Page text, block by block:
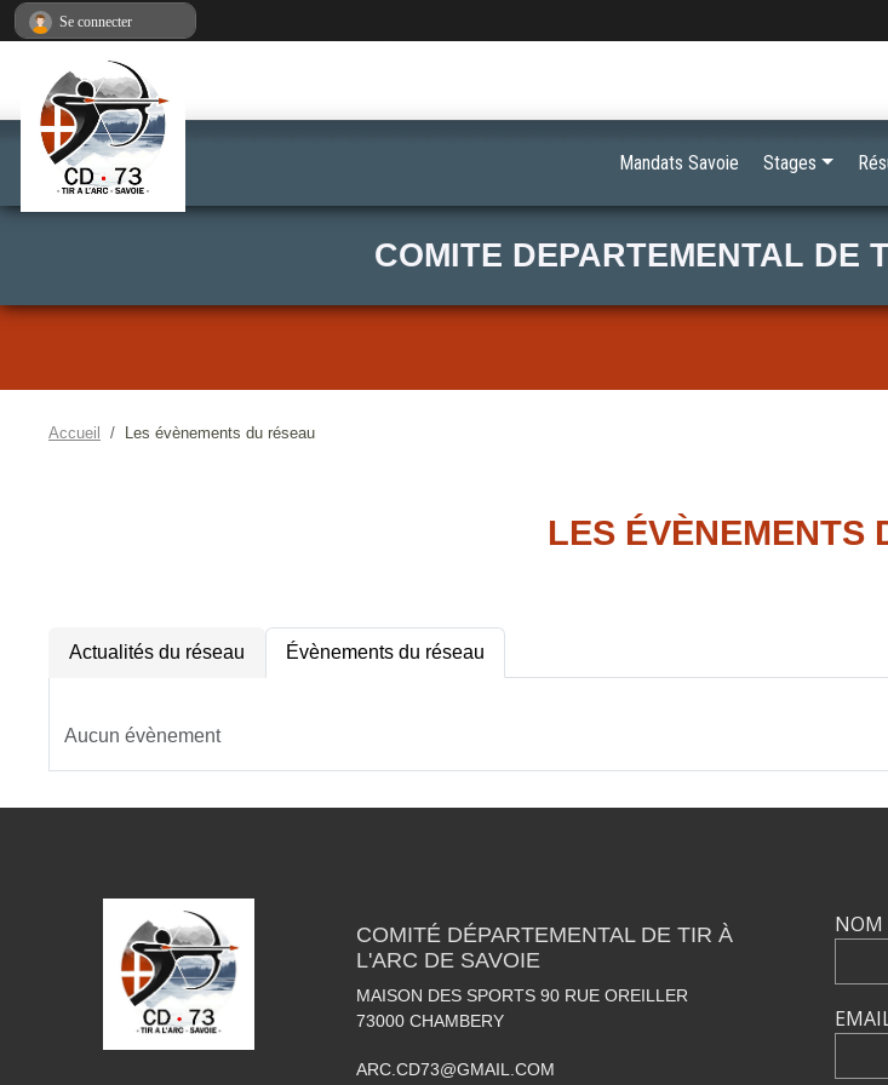
COMITE DEPARTEMENTAL DE
Accueil Les évènements du réseau
LES ÉVÈNEMENTS
Actualités du réseau Évènements du réseau
Aucun évènement
Mandats Savoie Stages
COMITÉ DÉPARTEMENTAL DE TIR À
L'ARC DE SAVOIE
MAISON DES SPORTS 90 RUE OREILLER
73000 CHAMBERY
ARC.CD73@GMAIL.COM
NOM
Se connecter
Panneau de gestion des cookies